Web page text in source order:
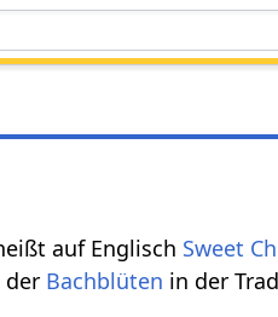
auf Englisch Sweet
der Bachblüten in der